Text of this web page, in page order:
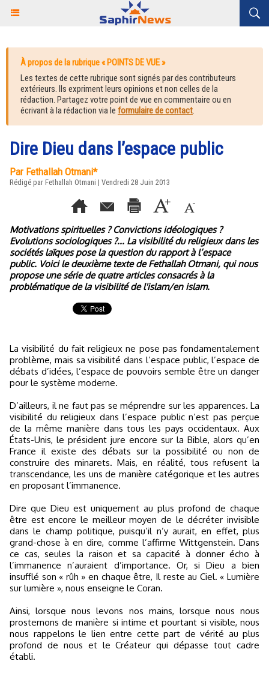
À propos de la rubrique « POINTS DE VUE »
Les textes de cette rubrique sont signés par des contributeurs
extérieurs. Ils expriment leurs opinions et non celles de la
rédaction. Partagez votre point de vue en commentaire ou en
écrivant à la rédaction via le formulaire de contact.
Dire Dieu dans l’espace public
Par Fethallah Otmani*
Rédigé par Fethallah Otmani | Vendredi 28 Juin 2013
Motivations spirituelles ? Convictions idéologiques ?
Evolutions sociologiques ?... La visibilité du religieux dans les
sociétés laïques pose la question du rapport à l’espace
public. Voici le deuxième texte de Fethallah Otmani, qui nous
propose une série de quatre articles consacrés à la
problématique de la visibilité de l'islam/en islam.
La visibilité du fait religieux ne pose pas fondamentalement
problème, mais sa visibilité dans l’espace public, l’espace de
débats d’idées, l’espace de pouvoirs semble être un danger
pour le système moderne.
D’ailleurs, il ne faut pas se méprendre sur les apparences. La
visibilité du religieux dans l’espace public n’est pas perçue
de la même manière dans tous les pays occidentaux. Aux
États-Unis, le président jure encore sur la Bible, alors qu’en
France il existe des débats sur la possibilité ou non de
construire des minarets. Mais, en réalité, tous refusent la
transcendance, les uns de manière catégorique et les autres
en proposant l’immanence.
Dire que Dieu est uniquement au plus profond de chaque
être est encore le meilleur moyen de le décréter invisible
dans le champ politique, puisqu’il n’y aurait, en effet, plus
grand-chose à en dire, comme l’affirme Wittgenstein. Dans
ce cas, seules la raison et sa capacité à donner écho à
l’immanence n’auraient d’importance. Or, si Dieu a bien
insufflé son « rûh » en chaque être, Il reste au Ciel. « Lumière
sur lumière », nous enseigne le Coran.
Ainsi, lorsque nous levons nos mains, lorsque nous nous
prosternons de manière si intime et pourtant si visible, nous
nous rappelons le lien entre cette part de vérité au plus
profond de nous et le Créateur qui dépasse tout cadre
établi.